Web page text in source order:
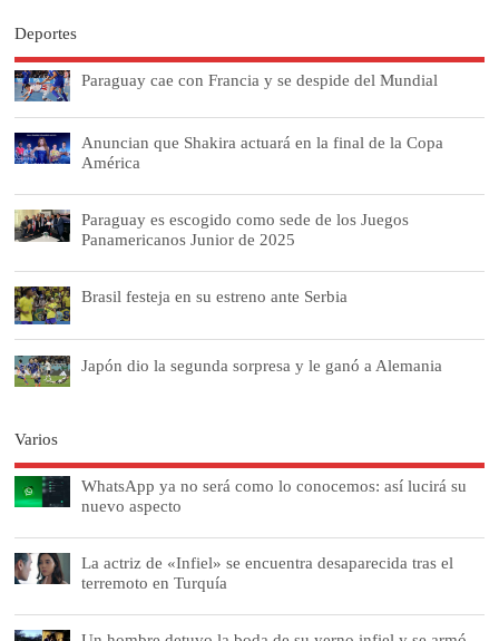
Deportes
Paraguay cae con Francia y se despide del Mundial
Anuncian que Shakira actuará en la final de la Copa
América
Paraguay es escogido como sede de los Juegos
Panamericanos Junior de 2025
Brasil festeja en su estreno ante Serbia
Japón dio la segunda sorpresa y le ganó a Alemania
Varios
WhatsApp ya no será como lo conocemos: así lucirá su
nuevo aspecto
La actriz de «Infiel» se encuentra desaparecida tras el
terremoto en Turquía